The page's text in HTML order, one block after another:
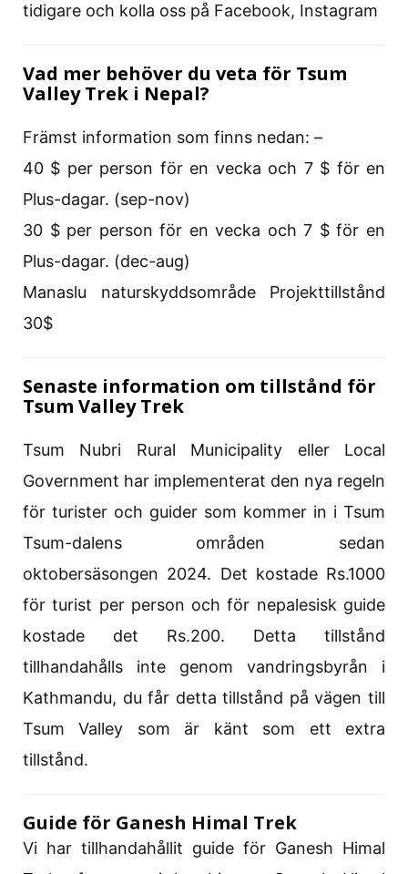
tidigare och kolla oss på Facebook, Instagram
Vad mer behöver du veta för Tsum
Valley Trek i Nepal?
Främst information som finns nedan: –
40 $ per person för en vecka och 7 $ för en
Plus-dagar. (sep-nov)
30 $ per person för en vecka och 7 $ för en
Plus-dagar. (dec-aug)
Manaslu naturskyddsområde Projekttillstånd
30$
Senaste information om tillstånd för
Tsum Valley Trek
Tsum Nubri Rural Municipality eller Local
Government har implementerat den nya regeln
för turister och guider som kommer in i Tsum
Tsum-dalens områden sedan
oktobersäsongen 2024. Det kostade Rs.1000
för turist per person och för nepalesisk guide
kostade det Rs.200. Detta tillstånd
tillhandahålls inte genom vandringsbyrån i
Kathmandu, du får detta tillstånd på vägen till
Tsum Valley som är känt som ett extra
tillstånd.
Guide för Ganesh Himal Trek
Vi har tillhandahållit guide för Ganesh Himal